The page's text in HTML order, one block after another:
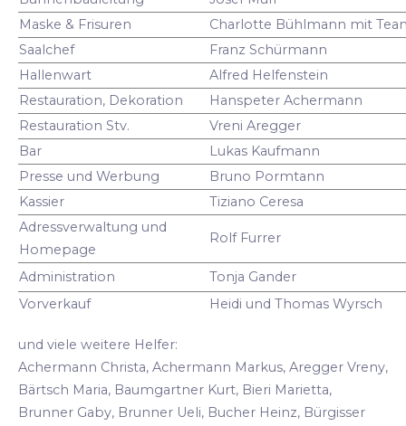
Maske & Frisuren
Charlotte Bühlmann mit
Saalchef
Franz Schürmann
Hallenwart
Alfred Helfenstein
Restauration, Dekoration
Hanspeter Achermann
Restauration Stv.
Vreni Aregger
Bar
Lukas Kaufmann
Presse und Werbung
Bruno Pormtann
Kassier
Tiziano Ceresa
Adressverwaltung und
Homepage
Rolf Furrer
Administration
Tonja Gander
Vorverkauf
Heidi und Thomas Wyrsch
und viele weitere Helfer:
Achermann Christa, Achermann Markus, Aregger Vreny,
Bärtsch Maria, Baumgartner Kurt, Bieri Marietta,
Brunner Gaby, Brunner Ueli, Bucher Heinz, Bürgisser